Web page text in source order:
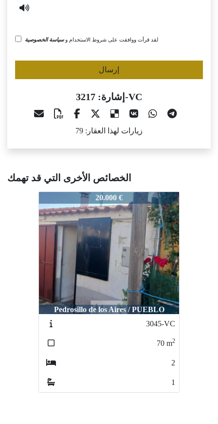
لقد قرأت ووافقت على شروط الاستخدام وسياسة الخصوصية
إرسال
إشارة: 3217-VC
زيارات لهذا العقار: 79
الخصائص الأخرى التي قد تهمك
20.000 €
Pedrosillo de los Aires / PUEBLO
3045-VC
70 m2
2
1